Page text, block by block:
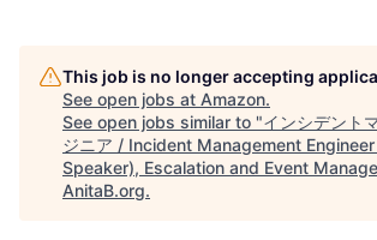
This job is no longer accepting
See open jobs at Amazon.
See open jobs similar to "インシデント
ジニア / Incident Management
Speaker), Escalation and Event
AnitaB.org.